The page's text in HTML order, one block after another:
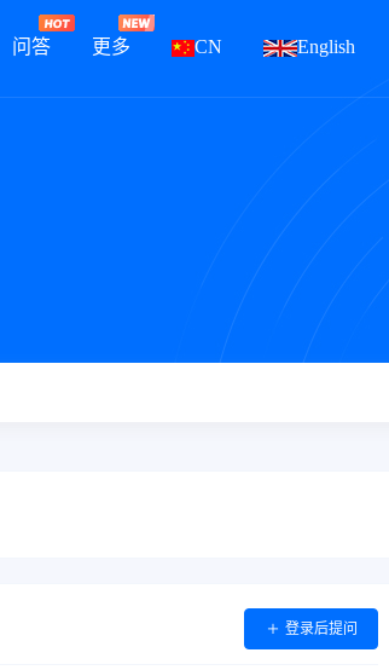
问答 更多 CN English
登录后提问